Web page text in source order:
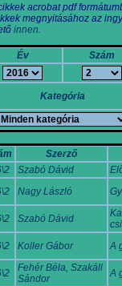
acrobat pdf
megnyitásához az
innen.
Év Szám
Kategória
Szerző
Szabó Dávid
Nagy László
Szabó Dávid
Koller Gábor A
Fehér Béla, Szakáll
Sándor
A